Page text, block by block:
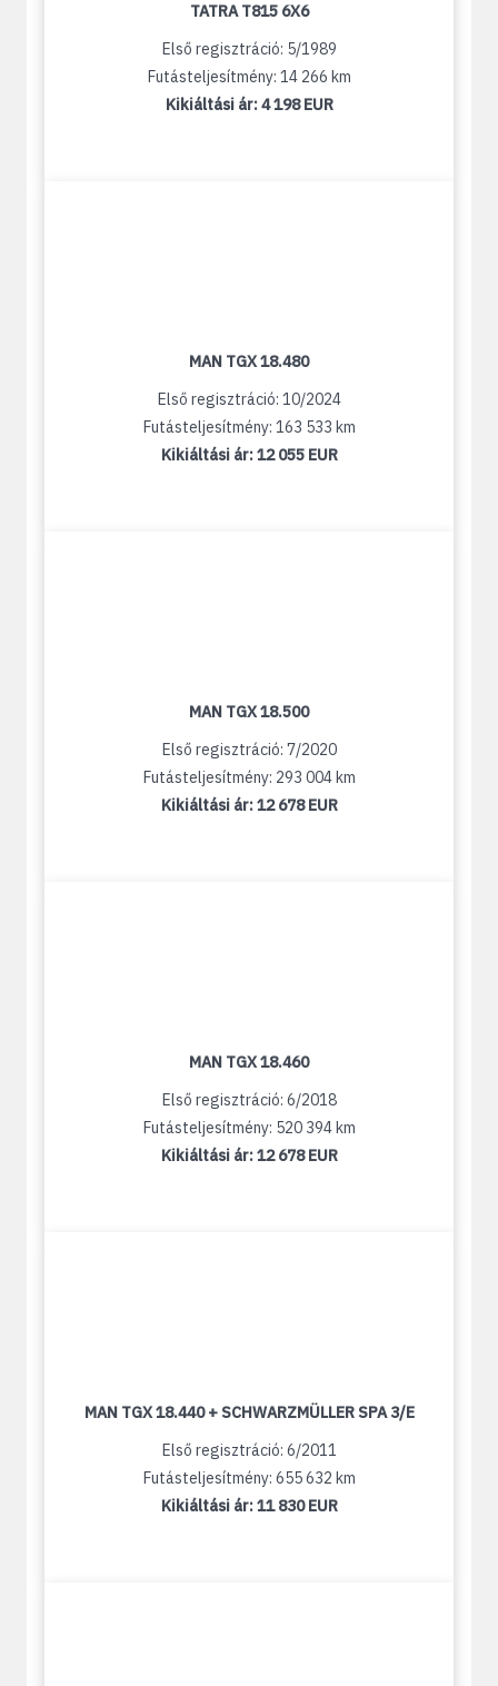
TATRA T815 6X6
Első regisztráció: 5/1989
Futásteljesítmény: 14 266 km
Kikiáltási ár:4 198 EUR
MAN TGX 18.480
Első regisztráció: 10/2024
Futásteljesítmény: 163 533 km
Kikiáltási ár:12 055 EUR
MAN TGX 18.500
Első regisztráció: 7/2020
Futásteljesítmény: 293 004 km
Kikiáltási ár:12 678 EUR
MAN TGX 18.460
Első regisztráció: 6/2018
Futásteljesítmény: 520 394 km
Kikiáltási ár:12 678 EUR
MAN TGX 18.440 + SCHWARZMÜLLER SPA 3/E
Első regisztráció: 6/2011
Futásteljesítmény: 655 632 km
Kikiáltási ár:11 830 EUR